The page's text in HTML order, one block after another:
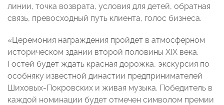
линии, точка возврата, условия для детей, обратная
связь, превосходный путь клиента, голос бизнеса.
«Церемония награждения пройдет в атмосферном
историческом здании второй половины XIX века.
Гостей будет ждать красная дорожка, экскурсия по
особняку известной династии предпринимателей
Шиховых-Покровских и живая музыка. Победитель в
каждой номинации будет отмечен символом премии